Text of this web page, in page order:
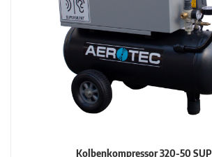
Kolbenkompressor 320-50